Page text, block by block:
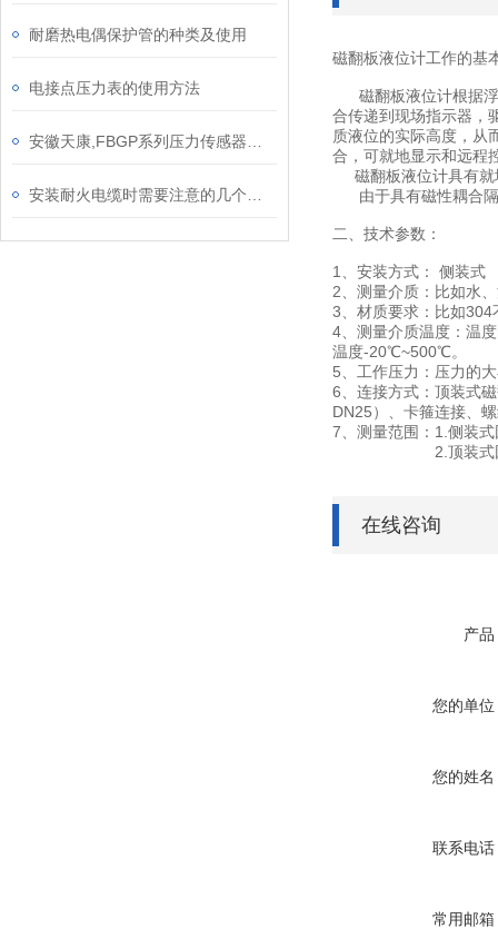
耐磨热电偶保护管的种类及使用
电接点压力表的使用方法
磁翻板液位计工作的基
磁翻板液位计根据浮
合传递到现场指示器，
质液位的实际高度，从
合，可就地显示和远
磁翻板液位计具有就
由于具有磁性耦合隔
二、技术参数：
1、安装方式： 侧装
2、测量介质：比如水
3、材质要求：比如
4、测量介质温度：温
温度-20℃~500℃。
5、工作压力：压力的
6、连接方式：顶装式
DN25）、卡箍连接、
7、测量范围：1.侧
2.顶装式因为是从
在线咨询
产品
您的单位
您的姓名
联系电话
常用邮箱